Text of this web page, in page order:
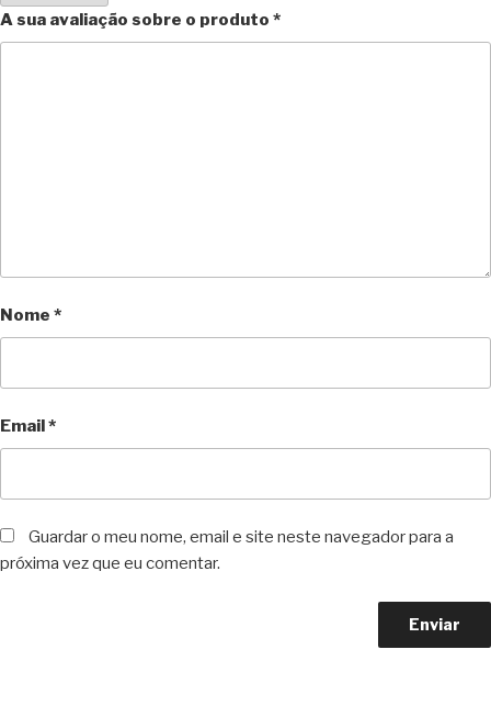
A sua avaliação sobre o produto *
Nome *
Email*
Guardar o meu nome, email e site neste navegador para a
próxima vez que eu comentar.